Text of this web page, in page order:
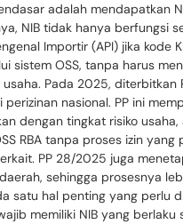
adalah mendapatkan
NIB tidak hanya berfungsi
Importir (API) jika
sistem OSS, tanpa harus
usaha. Pada 2025, diterbitkan
perizinan nasional. PP ini
dengan tingkat risiko
RBA tanpa proses izin
PP 28/2025 juga
sehingga prosesnya
satu hal penting yang perlu
memiliki NIB yang